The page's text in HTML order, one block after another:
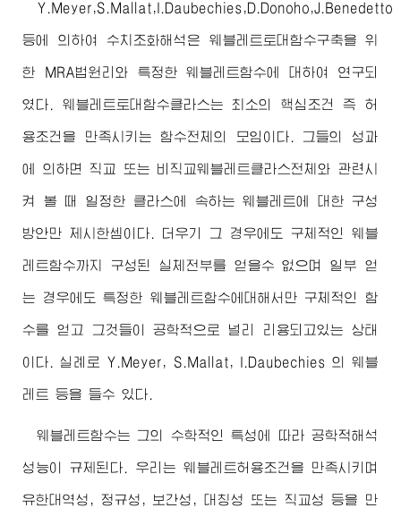
Y.Meyer,S.Mallat,I.Daubechies,D.Donoho,J.Benedetto
등에 의하여 수치조화해석은 웨블레트토대함수구축을 위
한 MRA법원리와 특정한 웨블레트함수에 대하여 연구되
였다. 웨블레트토대함수클라스는 최소의 핵심조건 즉 허
용조건을 만족시키는 함수전체의 모임이다. 그들의 성과
에 의하면 직교 또는 비직교웨블레트클라스전체와 관련시
켜 볼 때 일정한 클라스에 속하는 웨블레트에 대한 구성
방안만 제시한셈이다. 더우기 그 경우에도 구체적인 웨블
레트함수까지 구성된 실체전부를 얻을수 없으며 일부 얻
는 경우에도 특정한 웨블레트함수에대해서만 구체적인 함
수를 얻고 그것들이 공학적으로 널리 리용되고있는 상태
이다. 실례로 Y.Meyer, S.Mallat, I.Daubechies 의 웨블
레트 등을 들수 있다.
웨블레트함수는 그의 수학적인 특성에 따라 공학적해석
성능이 규제된다. 우리는 웨블레트허용조건을 만족시키며
유한대역성, 정규성, 보간성, 대칭성 또는 직교성 등을 만